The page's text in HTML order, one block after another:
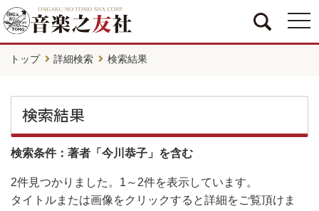
トップ 詳細検索 検索結果
検索結果
検索条件：著者「今川恭子」を含む
2件見つかりました。 1～2件を表示しています。
タイトルまたは画像をクリックすると詳細をご覧頂けま